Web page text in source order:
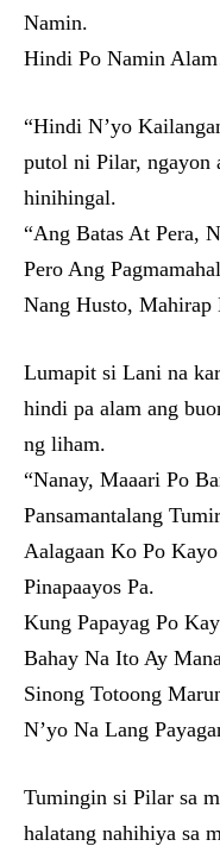
Namin.
Hindi Po Namin
“Hindi N’yo
putol ni Pilar, ngayon
hinihingal.
“Ang Batas At Pera,
Pero Ang
Nang Husto, Mahirap
Lumapit si Lani na
hindi pa alam ang
ng liham.
“Nanay, Maaari Po
Pansamantalang
Aalagaan Ko Po
Pinapaayos Pa.
Kung Papayag Po
Bahay Na Ito Ay
Sinong Totoong
N’yo Na Lang
Tumingin si Pilar sa
halatang nahihiya sa